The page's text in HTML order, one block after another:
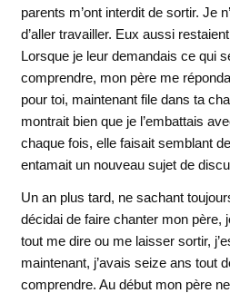
parents m’ont interdit de sortir. Je
d’aller travailler. Eux aussi
Lorsque je leur demandais ce qui
comprendre, mon père me
pour toi, maintenant file dans ta
montrait bien que je l’embattais
chaque fois, elle faisait semblant
entamait un nouveau sujet de
Un an plus tard, ne sachant
décidai de faire chanter mon père,
tout me dire ou me laisser sortir,
maintenant, j’avais seize ans tout
comprendre. Au début mon père